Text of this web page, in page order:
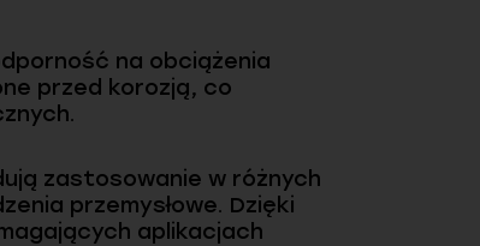
na obciążenia
przed korozją, co
zastosowanie w różnych
przemysłowe. Dzięki
aplikacjach